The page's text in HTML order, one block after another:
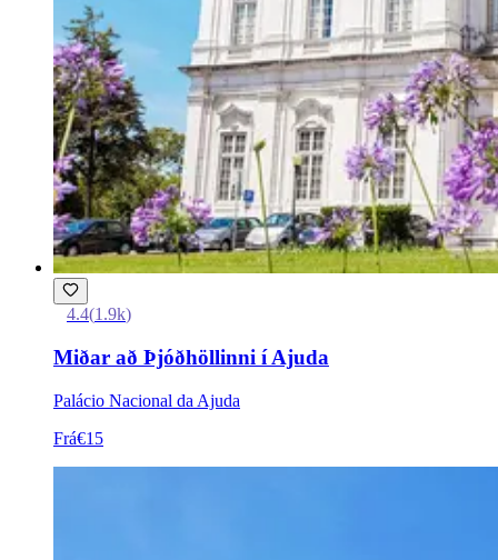
4.4(1.9k)
Miðar að Þjóðhöllinni í Ajuda
Palácio Nacional da Ajuda
Frá€15